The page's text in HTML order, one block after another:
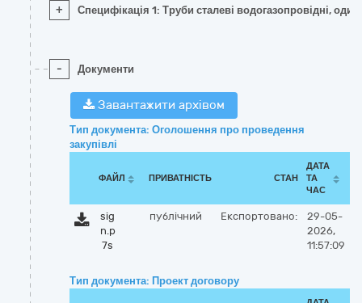
+ Специфікація 1: Труби сталеві водогазопровідні,
- Документи
Завантажити архівом
Тип документа: Оголошення про проведення
закупівлі
ФАЙЛ ПРИВАТНІСТЬ СТАН
ДАТА
ТА
ЧАС
sig
n.p
7s
публічний Експортовано:
29-05-
2026,
11:57:09
Тип документа: Проект договору